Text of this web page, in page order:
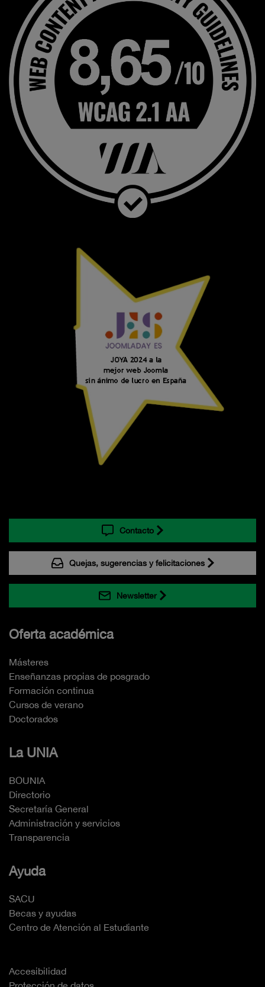
Contacto
Quejas, sugerencias y felicitaciones
Newsletter
Oferta académica
Másteres
Enseñanzas propias de posgrado
Formación continua
Cursos de verano
Doctorados
La UNIA
BOUNIA
Directorio
Secretaría General
Administración y servicios
Transparencia
Ayuda
SACU
Becas y ayudas
Centro de Atención al Estudiante
Accesibilidad